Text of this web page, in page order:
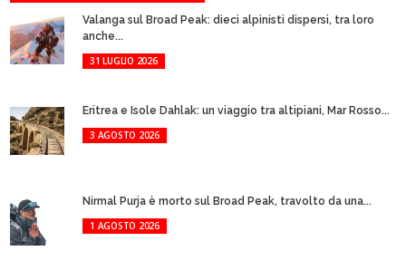
Valanga sul Broad Peak: dieci alpinisti dispersi, tra loro
anche...
31 LUGLIO 2026
Eritrea e Isole Dahlak: un viaggio tra altipiani, Mar Rosso...
3 AGOSTO 2026
Nirmal Purja è morto sul Broad Peak, travolto da una...
1 AGOSTO 2026